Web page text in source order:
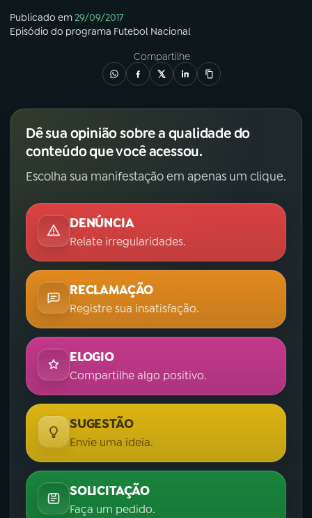
Publicado em29/09/2017
Episódio do programa Futebol Nacional
Compartilhe
Dê sua opinião sobre a qualidade do
conteúdo que você acessou.
Escolha sua manifestação em apenas um clique.
DENÚNCIA
Relate irregularidades.
RECLAMAÇÃO
Registre sua insatisfação.
ELOGIO
Compartilhe algo positivo.
SUGESTÃO
Envie uma ideia.
SOLICITAÇÃO
Faça um pedido.